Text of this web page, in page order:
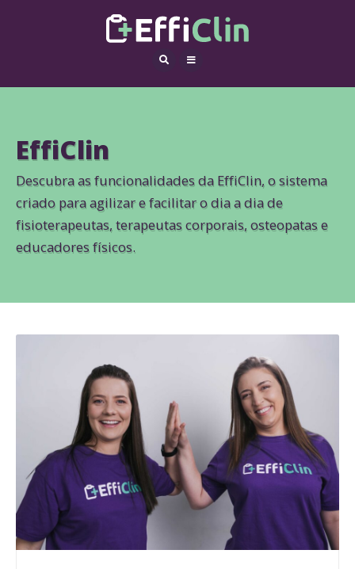
EffiClin
Descubra as funcionalidades da EffiClin, o sistema
criado para agilizar e facilitar o dia a dia de
fisioterapeutas, terapeutas corporais, osteopatas e
educadores físicos.